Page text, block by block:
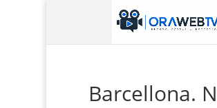
Barcellona.